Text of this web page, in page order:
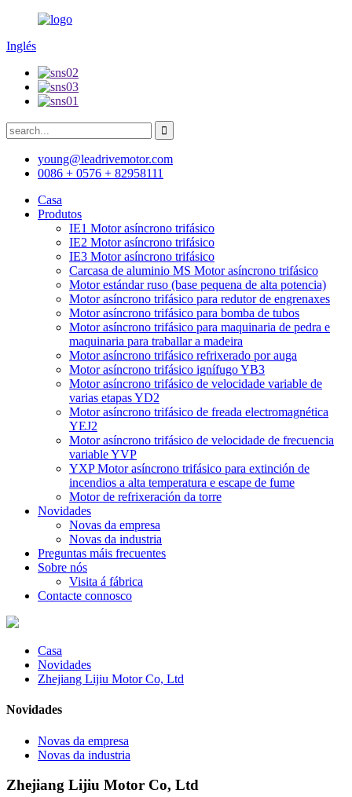
Inglés
young@leadrivemotor.com
0086 + 0576 + 82958111
Casa
Produtos
IE1 Motor asíncrono trifásico
IE2 Motor asíncrono trifásico
IE3 Motor asíncrono trifásico
Carcasa de aluminio MS Motor asíncrono trifásico
Motor estándar ruso (base pequena de alta potencia)
Motor asíncrono trifásico para redutor de engrenaxes
Motor asíncrono trifásico para bomba de tubos
Motor asíncrono trifásico para maquinaria de pedra e
maquinaria para traballar a madeira
Motor asíncrono trifásico refrixerado por auga
Motor asíncrono trifásico ignífugo YB3
Motor asíncrono trifásico de velocidade variable de
varias etapas YD2
Motor asíncrono trifásico de freada electromagnética
YEJ2
Motor asíncrono trifásico de velocidade de frecuencia
variable YVP
YXP Motor asíncrono trifásico para extinción de
incendios a alta temperatura e escape de fume
Motor de refrixeración da torre
Novidades
Novas da empresa
Novas da industria
Preguntas máis frecuentes
Sobre nós
Visita á fábrica
Contacte connosco
Casa
Novidades
Zhejiang Lijiu Motor Co, Ltd
Novidades
Novas da empresa
Novas da industria
Zhejiang Lijiu Motor Co, Ltd